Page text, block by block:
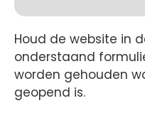
Houd de website in
onderstaand
worden gehouden
geopend is.